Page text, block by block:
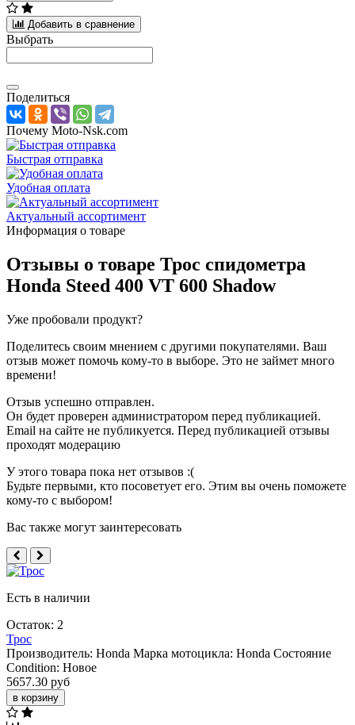
Добавить в сравнение
Выбрать
Поделиться
Почему Moto-Nsk.com
Быстрая отправка
Удобная оплата
Актуальный ассортимент
Информация о товаре
Отзывы о товаре Трос спидометра
Honda Steed 400 VT 600 Shadow
Уже пробовали продукт?
Поделитесь своим мнением с другими покупателями. Ваш
отзыв может помочь кому-то в выборе. Это не займет много
времени!
Отзыв успешно отправлен.
Он будет проверен администратором перед публикацией.
Email на сайте не публикуется. Перед публикацией отзывы
проходят модерацию
У этого товара пока нет отзывов :(
Будьте первыми, кто посоветует его. Этим вы очень поможете
кому-то с выбором!
Вас также могут заинтересовать
Есть в наличии
Остаток: 2
Трос
Производитель: Honda Марка мотоцикла: Honda Состояние
Condition: Новое
5657.30 руб
в корзину